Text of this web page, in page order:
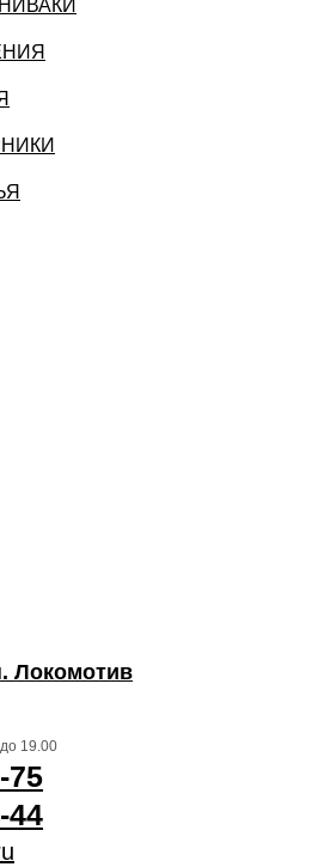
Локомотив
19.00
75
44